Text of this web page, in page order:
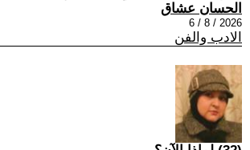
الحسان عشاق
2026 / 8 / 6
الادب والفن